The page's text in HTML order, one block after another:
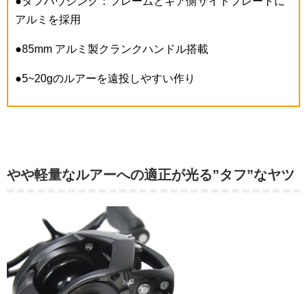
アルミを採用
●85mm アルミ製クランクハンドル搭載
●5~20gのルアーを遠投しやすい作り
やや軽量なルアーへの適正が光る”タフ”なヤツ